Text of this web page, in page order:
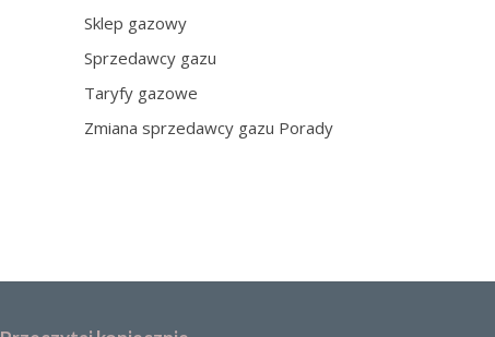
Sklep gazowy
Sprzedawcy gazu
Taryfy gazowe
Zmiana sprzedawcy gazu Porady